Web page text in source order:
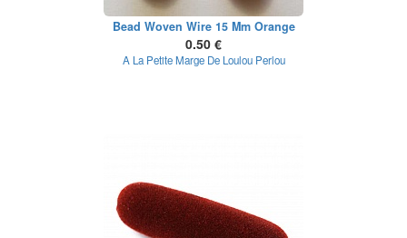
Bead Woven Wire 15 Mm Orange
0.50 €
A La Petite Marge De Loulou Perlou